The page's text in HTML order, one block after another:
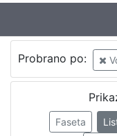
Probrano po:
Faseta